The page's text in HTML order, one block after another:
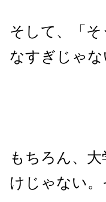
そして、「
なすぎじゃな
もちろん、
けじゃない。